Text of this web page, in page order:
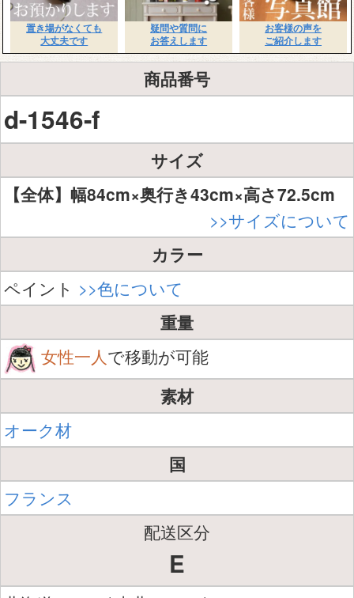
置き場がなくても
大丈夫です
疑問や質問に
お答えします
お客様の声を
ご紹介します
商品番号
d-1546-f
サイズ
【全体】幅84cm×奥行き43cm×高さ72.5cm
>>サイズについて
カラー
ペイント >>色について
重量
女性一人で移動が可能
素材
オーク材
国
フランス
配送区分
E